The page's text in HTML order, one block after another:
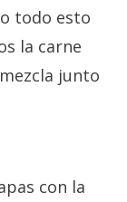
todo esto
la carne
junto
con la